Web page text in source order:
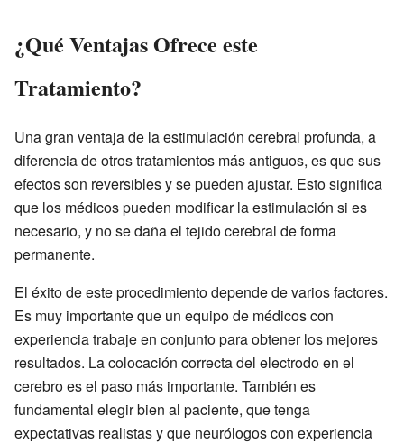
¿Qué Ventajas Ofrece este
Tratamiento?
Una gran ventaja de la estimulación cerebral profunda, a
diferencia de otros tratamientos más antiguos, es que sus
efectos son reversibles y se pueden ajustar. Esto significa
que los médicos pueden modificar la estimulación si es
necesario, y no se daña el tejido cerebral de forma
permanente.
El éxito de este procedimiento depende de varios factores.
Es muy importante que un equipo de médicos con
experiencia trabaje en conjunto para obtener los mejores
resultados. La colocación correcta del electrodo en el
cerebro es el paso más importante. También es
fundamental elegir bien al paciente, que tenga
expectativas realistas y que neurólogos con experiencia